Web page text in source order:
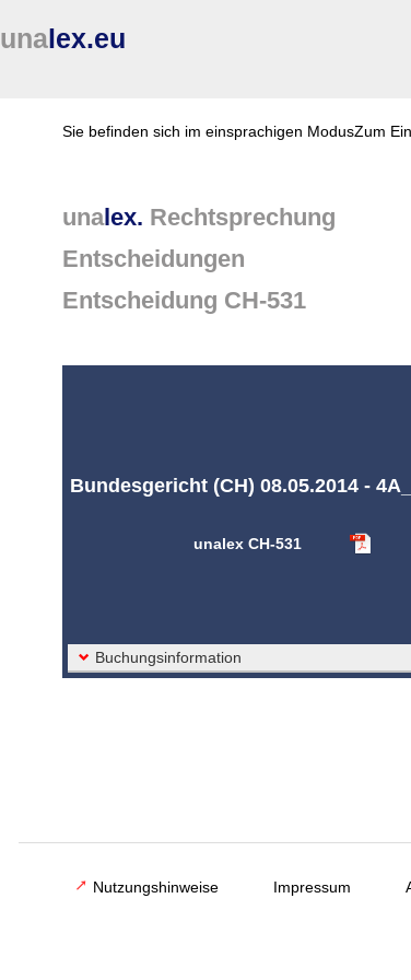
unalex.eu
Sie befinden sich im einsprachigen ModusZum
unalex. Rechtsprechung
Entscheidungen
Entscheidung CH-531
Bundesgericht (CH) 08.05.2014 -
unalex CH-531
Buchungsinformation
Nutzungshinweise Impressum